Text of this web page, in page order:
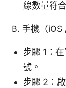
線數量符
B. 手機（iOS
步驟 1：
號。
步驟 2：